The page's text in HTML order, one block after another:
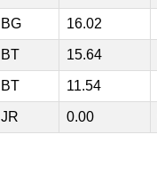
BG 16.02
BT 15.64
BT 11.54
JR 0.00